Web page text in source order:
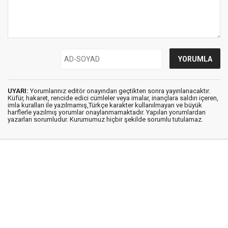
UYARI: Yorumlarınız editör onayından geçtikten sonra yayınlanacaktır.
Küfür, hakaret, rencide edici cümleler veya imalar, inançlara saldırı içeren,
imla kuralları ile yazılmamış,Türkçe karakter kullanılmayan ve büyük
harflerle yazılmış yorumlar onaylanmamaktadır. Yapılan yorumlardan
yazarları sorumludur. Kurumumuz hiçbir şekilde sorumlu tutulamaz.